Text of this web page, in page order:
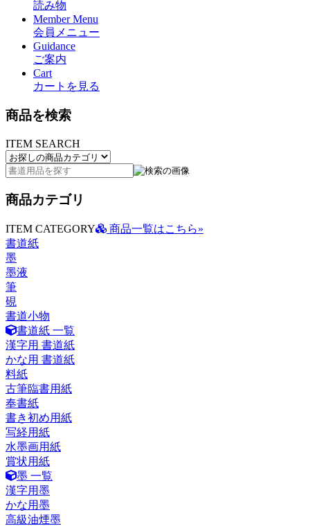
読み物
Member Menu
会員メニュー
Guidance
ご案内
Cart
カートを見る
商品を検索
ITEM SEARCH
商品カテゴリ
ITEM CATEGORY
商品一覧はこちら»
書道紙
墨
墨液
筆
硯
書道小物
書道紙 一覧
漢字用 書道紙
かな用 書道紙
料紙
古筆臨書用紙
奉書紙
書き初め用紙
写経用紙
水墨画用紙
賞状用紙
墨 一覧
漢字用墨
かな用墨
高級油煙墨